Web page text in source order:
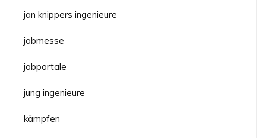
jan knippers ingenieure
jobmesse
jobportale
jung ingenieure
kämpfen